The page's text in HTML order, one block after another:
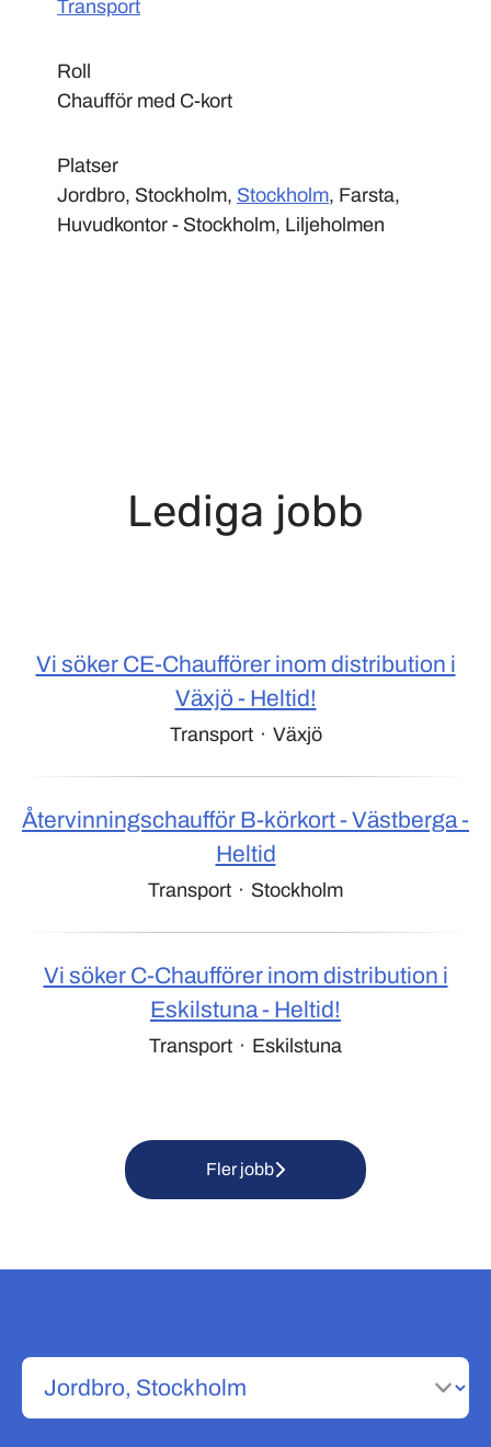
Transport
Roll
Chaufför med C-kort
Platser
Jordbro, Stockholm, Stockholm, Farsta,
Huvudkontor - Stockholm, Liljeholmen
Lediga jobb
Vi söker CE-Chaufförer inom distribution i
Växjö - Heltid!
Transport · Växjö
Återvinningschaufför B-körkort - Västberga -
Heltid
Transport · Stockholm
Vi söker C-Chaufförer inom distribution i
Eskilstuna - Heltid!
Transport · Eskilstuna
Fler jobb